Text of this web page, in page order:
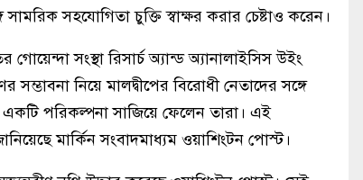
সহযোগিতা চুক্তি স্বাক্ষর করার চেষ্টাও করেন।
সংস্থা রিসার্চ অ্যান্ড অ্যানালাইসিস উইং
নিয়ে মালদ্বীপের বিরোধী নেতাদের সঙ্গে
পরিকল্পনা সাজিয়ে ফেলেন তারা। এই
মার্কিন সংবাদমাধ্যম ওয়াশিংটন পোস্ট।